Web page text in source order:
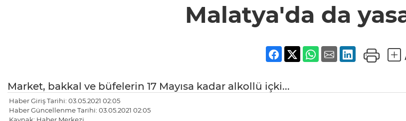
Malatya'da da
Market, bakkal ve büfelerin 17 Mayısa kadar alkollü içki...
Haber Giriş Tarihi: 03.05.2021 02:05
Haber Güncellenme Tarihi: 03.05.2021 02:05